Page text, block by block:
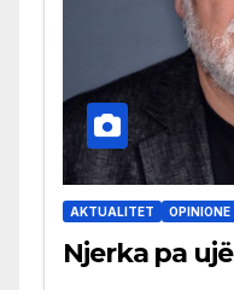
AKTUALITET OPINIONE
Njerka pa ujë